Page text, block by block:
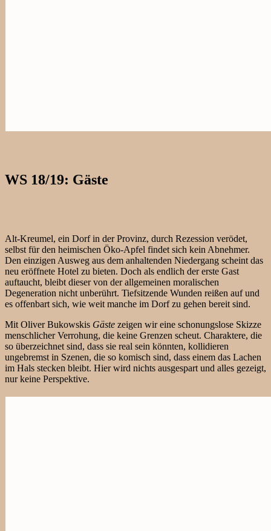
WS 18/19: Gäste
Alt-Kreumel, ein Dorf in der Provinz, durch Rezession verödet,
selbst für den heimischen Öko-Apfel findet sich kein Abnehmer.
Den einzigen Ausweg aus dem anhaltenden Niedergang scheint das
neu eröffnete Hotel zu bieten. Doch als endlich der erste Gast
auftaucht, bleibt dieser von der allgemeinen moralischen
Degeneration nicht unberührt. Tiefsitzende Wunden reißen auf und
es offenbart sich, wie weit manche im Dorf zu gehen bereit sind.
Mit Oliver Bukowskis Gäste zeigen wir eine schonungslose Skizze
menschlicher Verrohung, die keine Grenzen scheut. Charaktere, die
so überzeichnet sind, dass sie real sein könnten, kollidieren
ungebremst in Szenen, die so komisch sind, dass einem das Lachen
im Hals stecken bleibt. Hier wird nichts ausgespart und alles gezeigt,
nur keine Perspektive.